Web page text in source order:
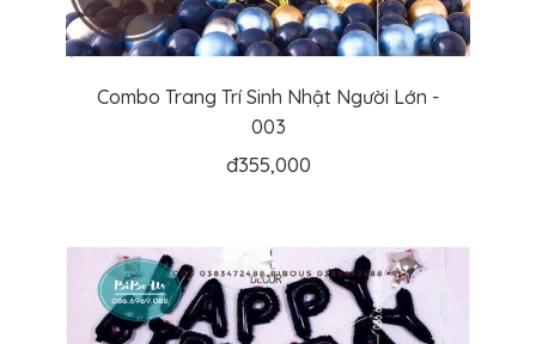
Combo Trang Trí Sinh Nhật Người Lớn -
003
đ355,000